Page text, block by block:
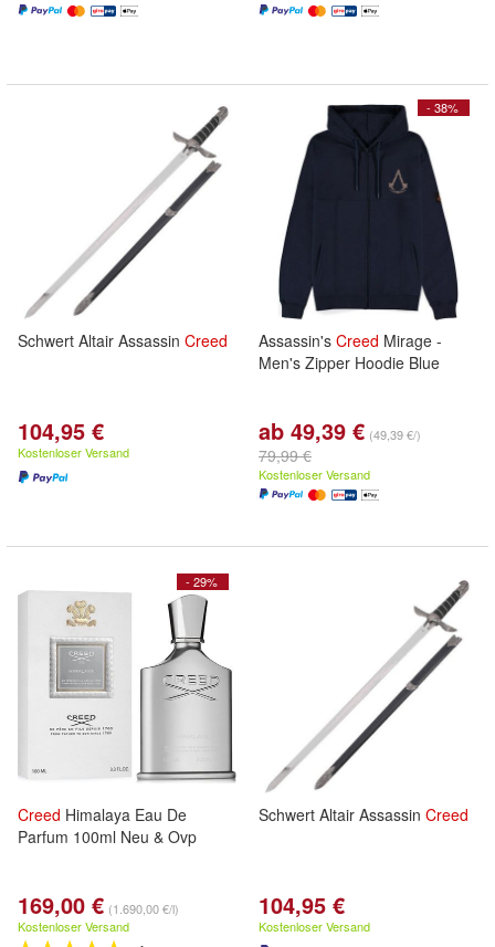
Schwert Altair Assassin Creed
104,95 €
Kostenloser Versand
- 38%
Assassin's Creed Mirage -
Men's Zipper Hoodie Blue
ab 49,39 € (49,39 €/)
79,99 €
Kostenloser Versand
- 29%
Creed Himalaya Eau De
Parfum 100ml Neu & Ovp
169,00 € (1.690,00 €/l)
Kostenloser Versand
Schwert Altair Assassin Creed
104,95 €
Kostenloser Versand